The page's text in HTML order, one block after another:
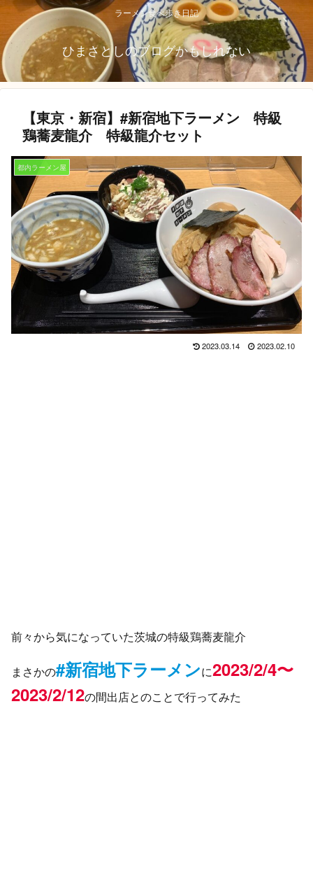
ラーメン食べ歩き日記
ひまさとしのブログかもしれない
【東京・新宿】#新宿地下ラーメン 特級
鶏蕎麦龍介 特級龍介セット
都内ラーメン屋
2023.03.14 2023.02.10
前々から気になっていた茨城の特級鶏蕎麦龍介
まさかの#新宿地下ラーメンに2023/2/4〜
2023/2/12の間出店とのことで行ってみた